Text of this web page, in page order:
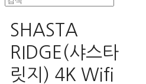
SHASTA
RIDGE(샤스타
릿지) 4K Wifi